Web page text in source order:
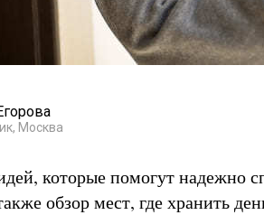
Москва
которые помогут надежно
обзор мест, где хранить